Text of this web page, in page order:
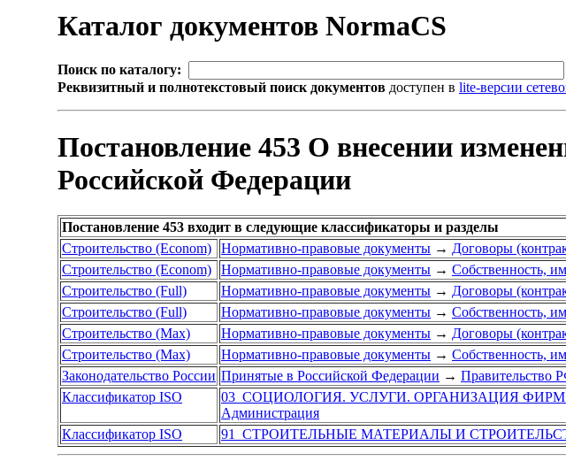
Каталог документов NormaCS
Поиск по каталогу:
Реквизитный и полнотекстовый поиск документов доступен в lite-версии
Постановление 453 О внесении
Российской Федерации
Постановление 453 входит в следующие классификаторы и разделы
Строительство (Econom)
Нормативно-правовые документы → Договоры
Строительство (Econom)
Нормативно-правовые документы → Собственность,
Строительство (Full)
Нормативно-правовые документы → Договоры
Строительство (Full)
Нормативно-правовые документы → Собственность,
Строительство (Max)
Нормативно-правовые документы → Договоры
Строительство (Max)
Нормативно-правовые документы → Собственность,
Законодательство России Принятые в Российской Федерации → Правительство
Классификатор ISO
03 СОЦИОЛОГИЯ. УСЛУГИ. ОРГАНИЗАЦИЯ
Администрация
Классификатор ISO
91 СТРОИТЕЛЬНЫЕ МАТЕРИАЛЫ И